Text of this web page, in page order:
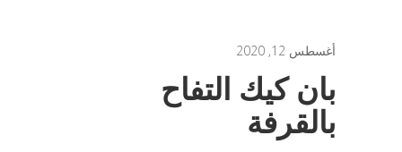
أغسطس 12, 2020
بان كيك التفاح
بالقرفة